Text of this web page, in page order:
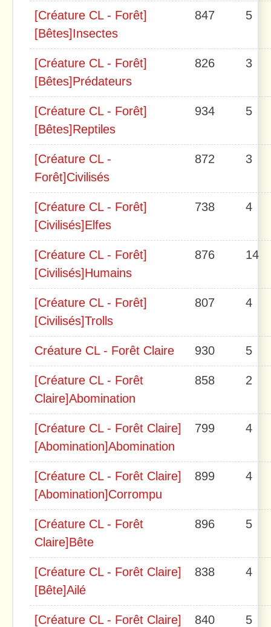
[Créature CL - Forêt]
[Bêtes]Insectes
847 5
[Créature CL - Forêt]
[Bêtes]Prédateurs
826 3
[Créature CL - Forêt]
[Bêtes]Reptiles
934 5
[Créature CL -
Forêt]Civilisés
872 3
[Créature CL - Forêt]
[Civilisés]Elfes
738 4
[Créature CL - Forêt]
[Civilisés]Humains
876 14
[Créature CL - Forêt]
[Civilisés]Trolls
807 4
Créature CL - Forêt Claire 930 5
[Créature CL - Forêt
Claire]Abomination
858 2
[Créature CL - Forêt Claire]
[Abomination]Abomination
799 4
[Créature CL - Forêt Claire]
[Abomination]Corrompu
899 4
[Créature CL - Forêt
Claire]Bête
896 5
[Créature CL - Forêt Claire]
[Bête]Ailé
838 4
[Créature CL - Forêt Claire]
840 5